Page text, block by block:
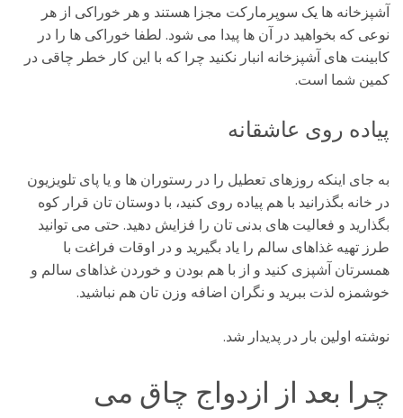
آشپزخانه ها یک سوپرمارکت مجزا هستند و هر خوراکی از هر
نوعی که بخواهید در آن ها پیدا می شود. لطفا خوراکی ها را در
کابینت های آشپزخانه انبار نکنید چرا که با این کار خطر چاقی در
کمین شما است.
پیاده روی عاشقانه
به جای اینکه روزهای تعطیل را در رستوران ها و یا پای تلویزیون
در خانه بگذرانید با هم پیاده روی کنید، با دوستان تان قرار کوه
بگذارید و فعالیت های بدنی تان را فزایش دهید. حتی می توانید
طرز تهیه غذاهای سالم را یاد بگیرید و در اوقات فراغت با
همسرتان آشپزی کنید و از با هم بودن و خوردن غذاهای سالم و
خوشمزه لذت ببرید و نگران اضافه وزن تان هم نباشید.
نوشته اولین بار در پدیدار شد.
چرا بعد از ازدواج چاق می